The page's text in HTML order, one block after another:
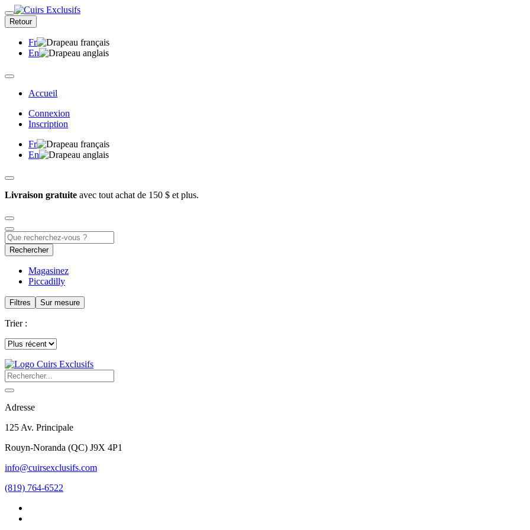
Retour
Fr
En
Accueil
Connexion
Inscription
Fr
En
Livraison gratuite avec tout achat de 150 $ et plus.
Rechercher
Magasinez
Piccadilly
Filtres Sur mesure
Trier :
Adresse
125 Av. Principale
Rouyn-Noranda (QC) J9X 4P1
info@cuirsexclusifs.com
(819) 764-6522